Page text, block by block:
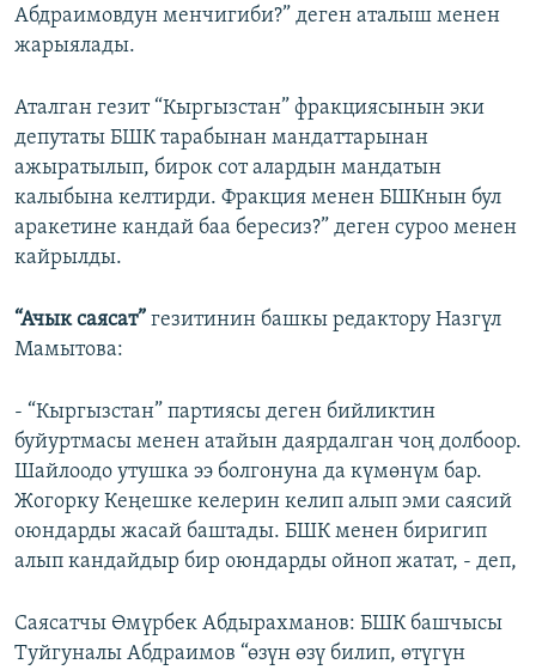
Абдраимовдун менчигиби?” деген аталыш менен
жарыялады.
Аталган гезит “Кыргызстан” фракциясынын эки
депутаты БШК тарабынан мандаттарынан
ажыратылып, бирок сот алардын мандатын
калыбына келтирди. Фракция менен БШКнын бул
аракетине кандай баа бересиз?” деген суроо менен
кайрылды.
“Ачык саясат” гезитинин башкы редактору Назгүл
Мамытова:
- “Кыргызстан” партиясы деген бийликтин
буйуртмасы менен атайын даярдалган чоң долбоор.
Шайлоодо утушка ээ болгонуна да күмөнүм бар.
Жогорку Кеңешке келерин келип алып эми саясий
оюндарды жасай баштады. БШК менен биригип
алып кандайдыр бир оюндарды ойноп жатат, - деп,
Саясатчы Өмүрбек Абдырахманов: БШК башчысы
Туйгуналы Абдраимов “өзүн өзү билип, өтүгүн